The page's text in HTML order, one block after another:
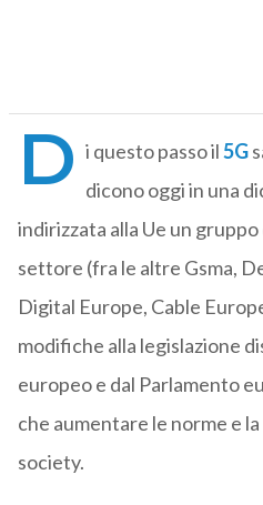
D i questo passo il5G
dicono oggi in una
indirizzata alla Ue un
settore (fra le altre Gsma,
Digital Europe, Cable
modifiche alla legislazione
europeo e dal Parlamento
che aumentare le norme e
society.